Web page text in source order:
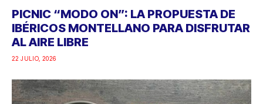
PICNIC “MODO ON”: LA PROPUESTA DE
IBÉRICOS MONTELLANO PARA DISFRUTAR
AL AIRE LIBRE
22 JULIO, 2026